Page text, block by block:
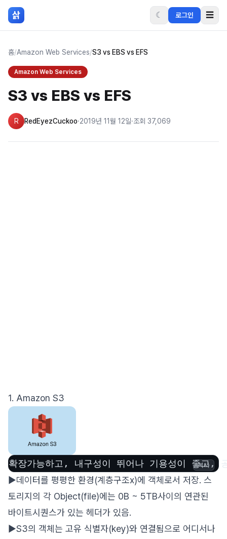
본문 바로가기
삵 ☾ 로그인 ☰
홈/Amazon Web Services/S3 vs EBS vs EFS
Amazon Web Services
S3 vs EBS vs EFS
R RedEyezCuckoo·2019년 11월 12일·조회 37,069
1. Amazon S3
확장가능하고, 내구성이 뛰어나 기용성이 좋고,
복사
▶데이터를 평평한 환경(계층구조x)에 객체로서 저장. 스
토리지의 각 Object(file)에는 0B ~ 5TB사이의 연관된
바이트시퀀스가 있는 헤더가 있음.
▶S3의 객체는 고유 식별자(key)와 연결됨으로 어디서나